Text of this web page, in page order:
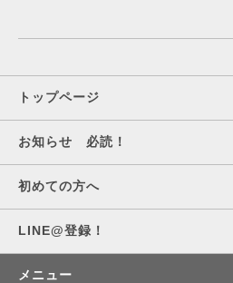
トップページ
お知らせ 必読！
初めての方へ
LINE@登録！
メニュー